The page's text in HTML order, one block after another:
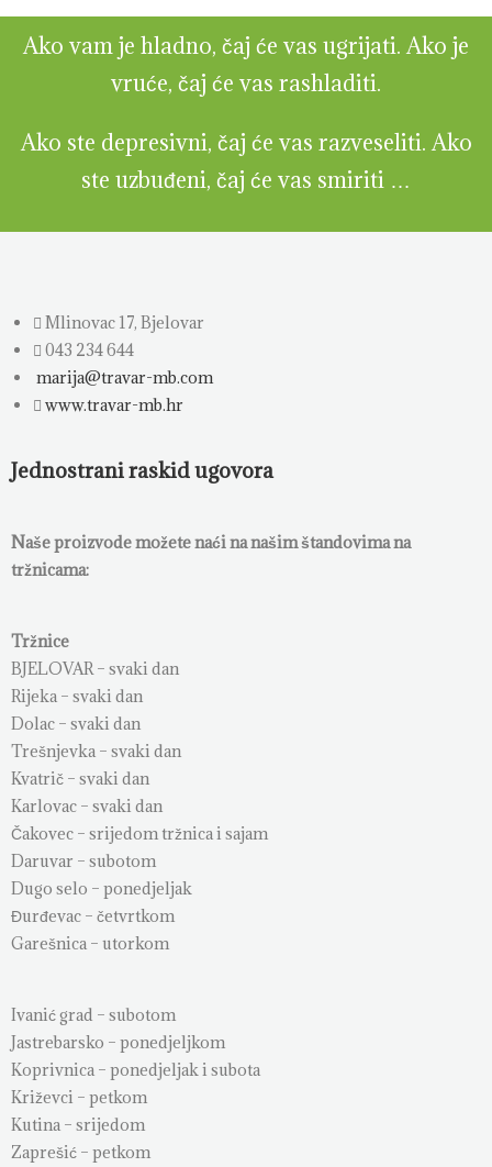
Ako vam je hladno, čaj će vas ugrijati. Ako je
vruće, čaj će vas rashladiti.
Ako ste depresivni, čaj će vas razveseliti. Ako
ste uzbuđeni, čaj će vas smiriti …
Mlinovac 17, Bjelovar
043 234 644
marija@travar-mb.com
www.travar-mb.hr
Jednostrani raskid ugovora
Naše proizvode možete naći na našim štandovima na
tržnicama:
Tržnice
BJELOVAR – svaki dan
Rijeka – svaki dan
Dolac – svaki dan
Trešnjevka – svaki dan
Kvatrič – svaki dan
Karlovac – svaki dan
Čakovec – srijedom tržnica i sajam
Daruvar – subotom
Dugo selo – ponedjeljak
Đurđevac – četvrtkom
Garešnica – utorkom
Ivanić grad – subotom
Jastrebarsko – ponedjeljkom
Koprivnica – ponedjeljak i subota
Križevci – petkom
Kutina – srijedom
Zaprešić – petkom